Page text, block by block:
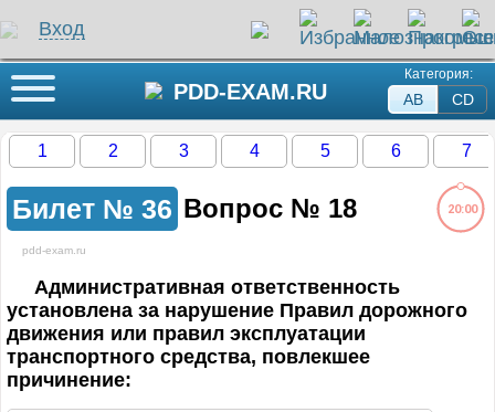
Вход
Кнопка меню PDD-EXAM.RU
Категория:
AB СD
1 2 3 4 5 6 7
Билет № 36 Вопрос № 18 20:00
загружается...
pdd-exam.ru
на этот вопрос
Административная ответственность
установлена за нарушение Правил дорожного
движения или правил эксплуатации
транспортного средства, повлекшее
причинение: